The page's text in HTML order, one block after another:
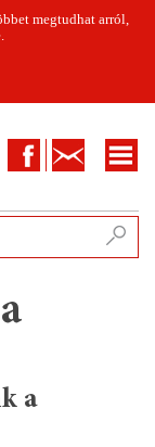
megtudhat arról,
FacebookKapcsolat
WINESOFA
a